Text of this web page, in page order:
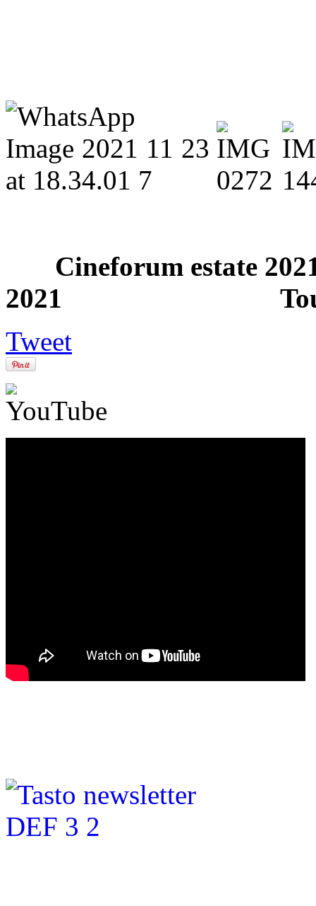
Cineforum
2021 Tour al
Tweet